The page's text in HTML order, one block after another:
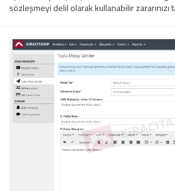
sözleşmeyi delil olarak kullanabilir